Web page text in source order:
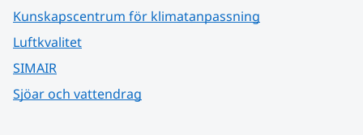
Kunskapscentrum för klimatanpassning
Luftkvalitet
SIMAIR
Sjöar och vattendrag